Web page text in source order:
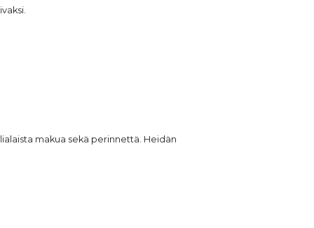
makua sekä perinnettä. Heidän